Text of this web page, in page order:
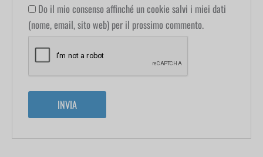
Do il mio consenso affinché un cookie salvi i miei dati
(nome, email, sito web) per il prossimo commento.